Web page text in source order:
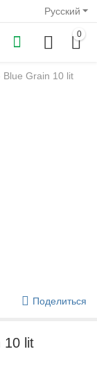
Русский
0
Blue Grain 10 lit
Поделиться
10 lit